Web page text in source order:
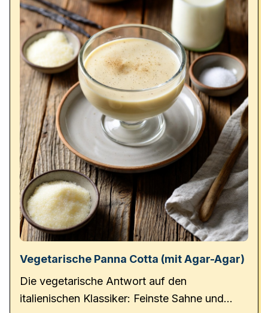
Vegetarische Panna Cotta (mit Agar-Agar)
Die vegetarische Antwort auf den
italienischen Klassiker: Feinste Sahne und